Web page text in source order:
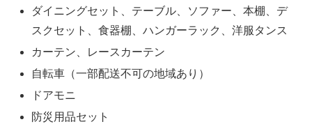
ダイニングセット、テーブル、ソファー、本棚、デ
スクセット、食器棚、ハンガーラック、洋服タンス
カーテン、レースカーテン
自転車（一部配送不可の地域あり）
ドアモニ
防災用品セット